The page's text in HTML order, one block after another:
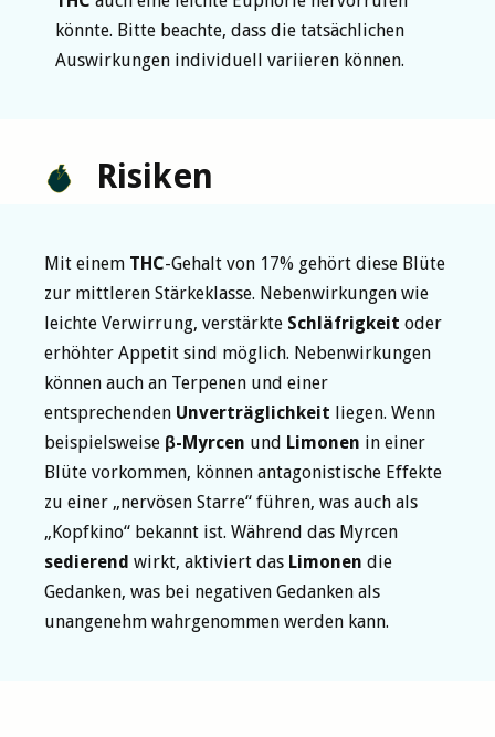
könnte. Bitte beachte, dass die tatsächlichen
Auswirkungen individuell variieren können.
Risiken
Mit einem THC-Gehalt von 17% gehört diese Blüte
zur mittleren Stärkeklasse. Nebenwirkungen wie
leichte Verwirrung, verstärkte Schläfrigkeit oder
erhöhter Appetit sind möglich. Nebenwirkungen
können auch an Terpenen und einer
entsprechenden Unverträglichkeit liegen. Wenn
beispielsweise β-Myrcen und Limonen in einer
Blüte vorkommen, können antagonistische Effekte
zu einer „nervösen Starre“ führen, was auch als
„Kopfkino“ bekannt ist. Während das Myrcen
sedierend wirkt, aktiviert das Limonen die
Gedanken, was bei negativen Gedanken als
unangenehm wahrgenommen werden kann.